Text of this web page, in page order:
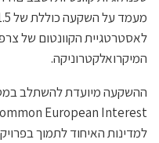
המיקרואלקטרוניקה.
למדינות האיחוד לתמוך